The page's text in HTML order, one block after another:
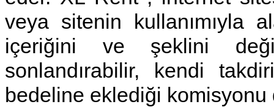
veya sitenin kullanımıyla
içeriğini ve şeklini
sonlandırabilir, kendi
bedeline eklediği komisyonu